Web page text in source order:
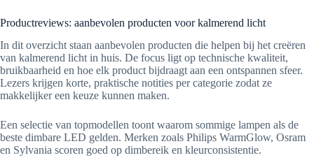
Productreviews: aanbevolen producten voor kalmerend licht
In dit overzicht staan aanbevolen producten die helpen bij het creëren
van kalmerend licht in huis. De focus ligt op technische kwaliteit,
bruikbaarheid en hoe elk product bijdraagt aan een ontspannen sfeer.
Lezers krijgen korte, praktische notities per categorie zodat ze
makkelijker een keuze kunnen maken.
Een selectie van topmodellen toont waarom sommige lampen als de
beste dimbare LED gelden. Merken zoals Philips WarmGlow, Osram
en Sylvania scoren goed op dimbereik en kleurconsistentie.